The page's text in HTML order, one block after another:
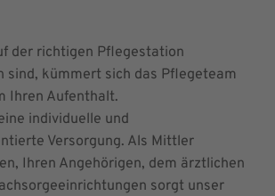
der richtigen Pflegestation
sind, kümmert sich das Pflegeteam
Ihren Aufenthalt.
individuelle und
Versorgung. Als Mittler
Ihren Angehörigen, dem ärztlichen
sorgt unser